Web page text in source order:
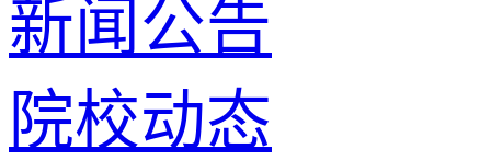
新闻公告
院校动态